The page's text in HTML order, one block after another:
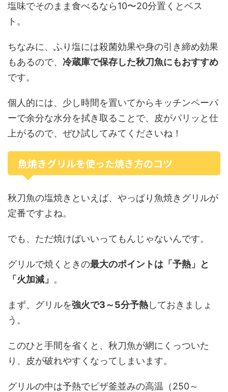
塩味でそのまま食べるなら10〜20分置くとベス
ト。
ちなみに、ふり塩には殺菌効果や身の引き締め効果
もあるので、 冷蔵庫で保存した秋刀魚にもおすすめ
です。
個人的には、少し時間を置いてからキッチンペーパ
ーで余分な水分を拭き取ることで、皮がパリッと仕
上がるので、ぜひ試してみてくださいね！
魚焼きグリルを使った焼き方のコツ
秋刀魚の塩焼きといえば、やっぱり魚焼きグリルが
定番ですよね。
でも、ただ焼けばいいってもんじゃないんです。
グリルで焼くときの最大のポイントは「予熱」と
「火加減」 。
まず、グリルを強火で3～5分予熱しておきましょ
う。
このひと手間を省くと、秋刀魚が網にくっついた
り、皮が破れやすくなってしまいます。
グリルの中は予熱でピザ釜並みの高温（250～